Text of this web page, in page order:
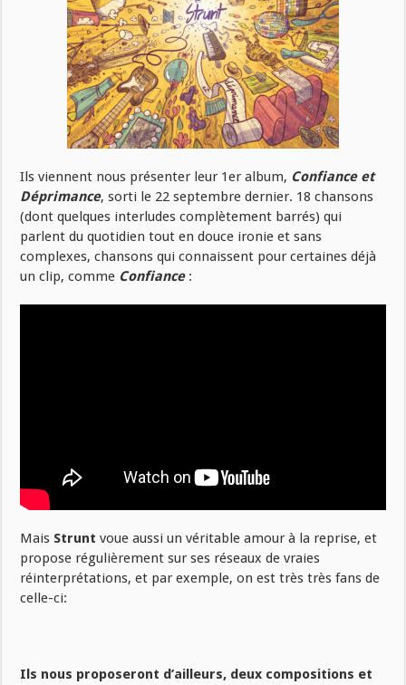
Ils viennent nous présenter leur 1er album, Confiance et
Déprimance, sorti le 22 septembre dernier. 18 chansons
(dont quelques interludes complètement barrés) qui
parlent du quotidien tout en douce ironie et sans
complexes, chansons qui connaissent pour certaines déjà
un clip, comme Confiance:
Mais Strunt voue aussi un véritable amour à la reprise, et
propose régulièrement sur ses réseaux de vraies
réinterprétations, et par exemple, on est très très fans de
celle-ci:
Ils nous proposeront d’ailleurs, deux compositions et